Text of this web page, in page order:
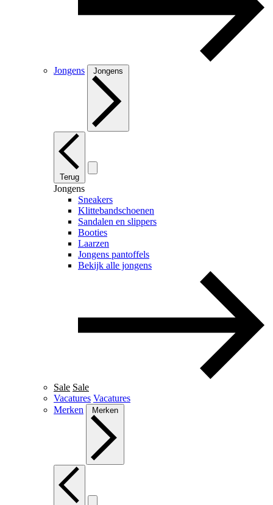
Jongens Jongens
Terug
Jongens
Sneakers
Klittebandschoenen
Sandalen en slippers
Booties
Laarzen
Jongens pantoffels
Bekijk alle jongens
Sale Sale
Vacatures Vacatures
Merken
Merken